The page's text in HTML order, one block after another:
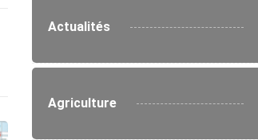
Actualités
Agriculture